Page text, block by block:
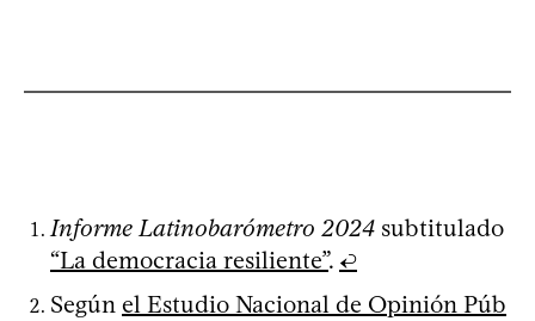
Informe Latinobarómetro 2024 subtitulado
“La democracia resiliente”. ↩
Según el Estudio Nacional de Opinión Púb